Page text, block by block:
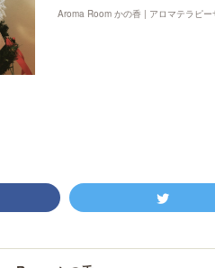
Aroma Room かの香 | アロマテラピー